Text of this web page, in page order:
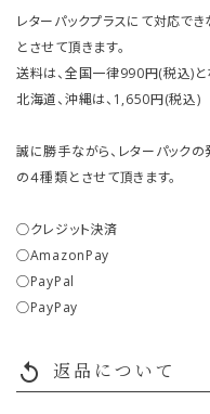
レターパックプラスにて対応で
とさせて頂きます。
送料は、全国一律990円(税込)と
北海道、沖縄は、1,650円(税込)
誠に勝手ながら、レターパック
の４種類とさせて頂きます。
○クレジット決済
○AmazonPay
○PayPal
○PayPay
replay 返品について